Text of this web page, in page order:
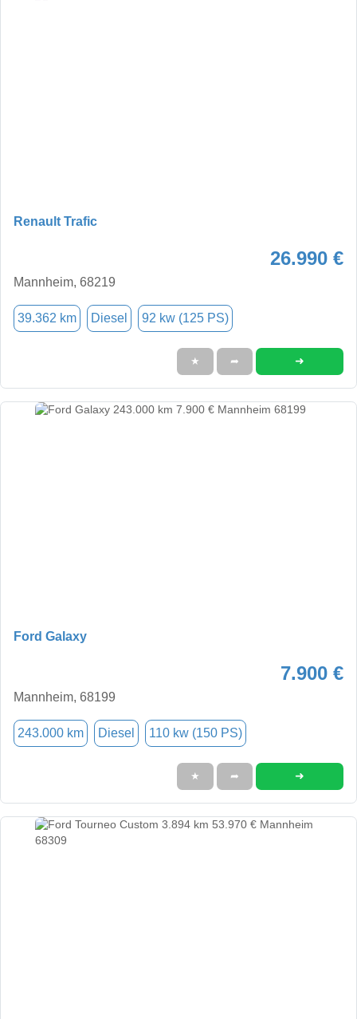
Renault Trafic
26.990 €
Mannheim, 68219
39.362 km Diesel 92 kw (125 PS)
★ ➦ ➜
Ford Galaxy
7.900 €
Mannheim, 68199
243.000 km Diesel 110 kw (150 PS)
★ ➦ ➜